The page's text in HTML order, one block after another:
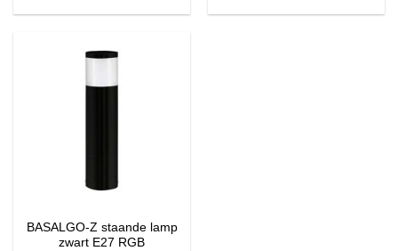
BASALGO-Z staande lamp
zwart E27 RGB